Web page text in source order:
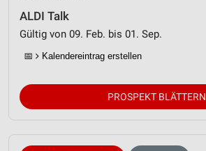
ALDI Talk
Gültig von 09. Feb. bis 01. Sep.
📅 Kalendereintrag erstellen
PROSPEKT BLÄTTERN